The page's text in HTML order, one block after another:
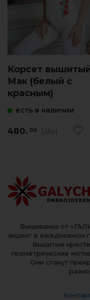
Корсет
Мак (белый с
красным)
есть в наличии
480. 00 UAH
Вышиванка от
акцент в ежедневном
Вышитые
геометрические
Они станут